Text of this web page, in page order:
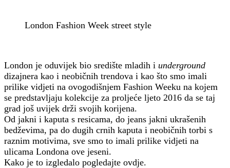
London Fashion Week street style
London je oduvijek bio središte mladih i underground
dizajnera kao i neobičnih trendova i kao što smo imali
prilike vidjeti na ovogodišnjem Fashion Weeku na kojem
se predstavljaju kolekcije za proljeće ljeto 2016 da se taj
grad još uvijek drži svojih korijena.
Od jakni i kaputa s resicama, do jeans jakni ukrašenih
bedževima, pa do dugih crnih kaputa i neobičnih torbi s
raznim motivima, sve smo to imali prilike vidjeti na
ulicama Londona ove jeseni.
Kako je to izgledalo pogledajte ovdje.